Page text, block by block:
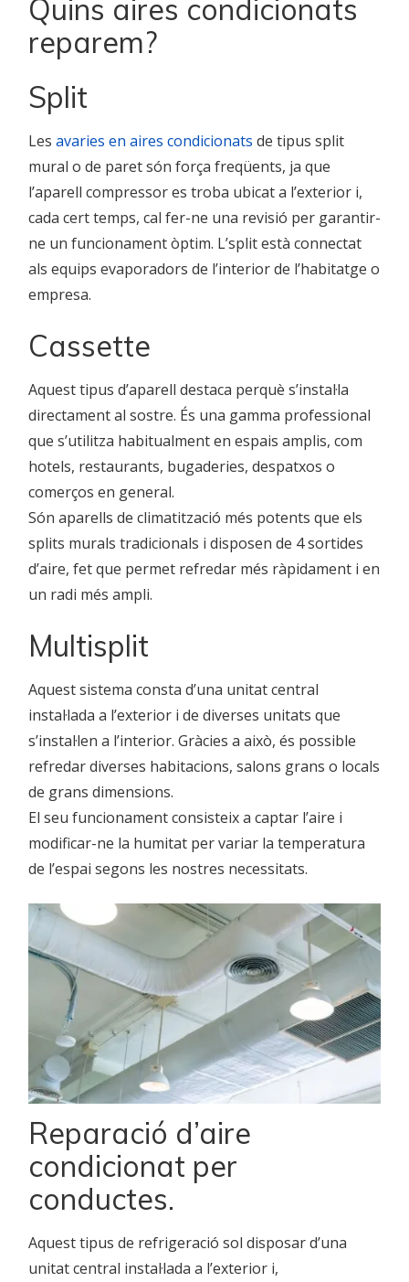
Quins aires condicionats
reparem?
Split
Les avaries en aires condicionats de tipus split
mural o de paret són força freqüents, ja que
l’aparell compressor es troba ubicat a l’exterior i,
cada cert temps, cal fer-ne una revisió per garantir-
ne un funcionament òptim. L’split està connectat
als equips evaporadors de l’interior de l’habitatge o
empresa.
Cassette
Aquest tipus d’aparell destaca perquè s’instal·la
directament al sostre. És una gamma professional
que s’utilitza habitualment en espais amplis, com
hotels, restaurants, bugaderies, despatxos o
comerços en general.
Són aparells de climatització més potents que els
splits murals tradicionals i disposen de 4 sortides
d’aire, fet que permet refredar més ràpidament i en
un radi més ampli.
Multisplit
Aquest sistema consta d’una unitat central
instal·lada a l’exterior i de diverses unitats que
s’instal·len a l’interior. Gràcies a això, és possible
refredar diverses habitacions, salons grans o locals
de grans dimensions.
El seu funcionament consisteix a captar l’aire i
modificar-ne la humitat per variar la temperatura
de l’espai segons les nostres necessitats.
Reparació d’aire
condicionat per
conductes.
Aquest tipus de refrigeració sol disposar d’una
unitat central instal·lada a l’exterior i,